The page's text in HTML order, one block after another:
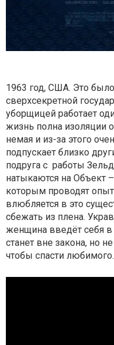
1963 год, США. Это
сверхсекретной
уборщицей работает
жизнь полна изоляции
немая и из-за этого
подпускает близко
подруга с работы
натыкаются на Объект
которым проводят
влюбляется в это
сбежать из плена.
женщина введёт себя в
станет вне закона, но
чтобы спасти любимого.